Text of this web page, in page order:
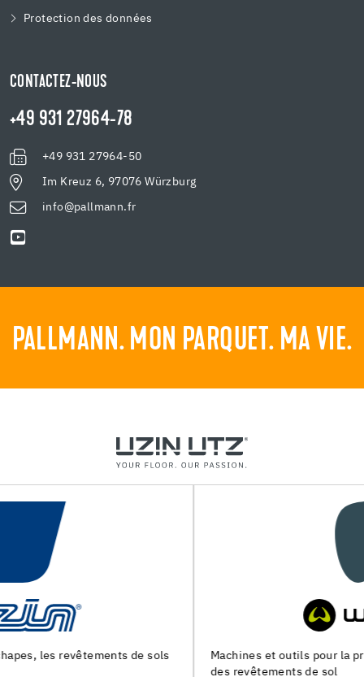
Protection des données
CONTACTEZ-NOUS
+49 931 27964-78
+49 931 27964-50
Im Kreuz 6, 97076 Würzburg
info@pallmann.fr
PALLMANN. MON PARQUET. MA VIE.
Machines et outils pour la preparation du support et la pose